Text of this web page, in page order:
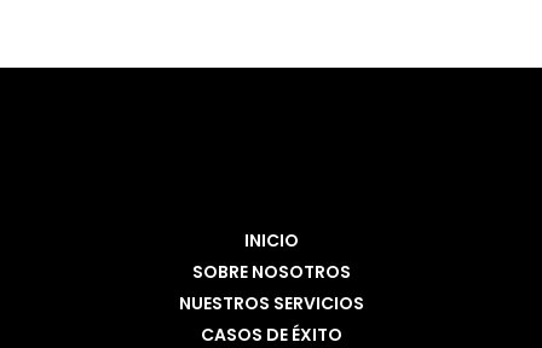
INICIO
SOBRE NOSOTROS
NUESTROS SERVICIOS
CASOS DE ÉXITO